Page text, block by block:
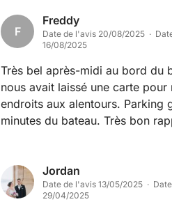
F
Freddy
Date de l'avis 20/08/2025 ·
16/08/2025
Très bel après-midi au bord du bateau. Dragan, le
nous avait laissé une carte
endroits aux alentours. Parking gratuit chez le propriétaire à 10
minutes du bateau.
Jordan
Date de l'avis 13/05/2025 ·
29/04/2025